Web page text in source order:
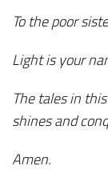
To the poor
Light is your
The tales in
shines and
Amen.